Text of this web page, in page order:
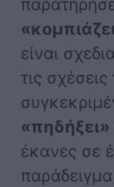
είναι
τις
έκανες σε